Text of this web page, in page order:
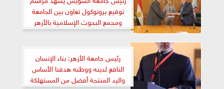
توقيع بروتوكول تعاون بين الجامعة
ومجمع البحوث الإسلامية بالأزهر
الشريف
رئيس جامعة الأزهر: بناء الإنسان
النافع لدينه ووطنه هدفنا الأساس
واليد المنتجة أفضل من المستهلكة